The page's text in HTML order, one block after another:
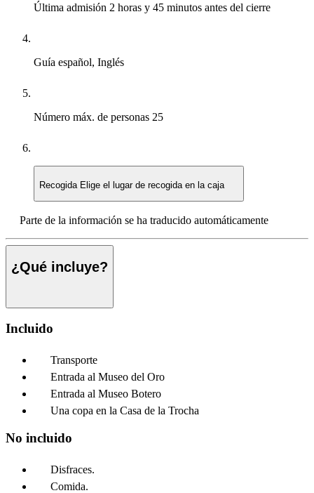
Última admisión 2 horas y 45 minutos antes del cierre
Guía español, Inglés
Número máx. de personas 25
Recogida Elige el lugar de recogida en la caja
Parte de la información se ha traducido automáticamente
¿Qué incluye?
Incluido
Transporte
Entrada al Museo del Oro
Entrada al Museo Botero
Una copa en la Casa de la Trocha
No incluido
Disfraces.
Comida.